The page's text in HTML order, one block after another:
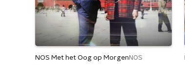
NOS Met het Oog op Morgen NOS